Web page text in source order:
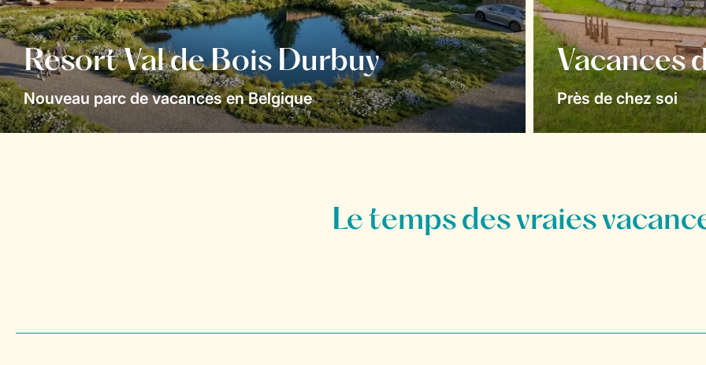
Resort Val de Bois Durbuy
Nouveau parc de vacances en Belgique
Vacances
Près de chez soi